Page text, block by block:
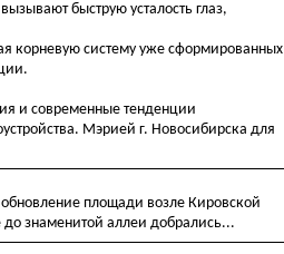
быструю усталость глаз,
корневую систему уже сформированных
и современные тенденции
Мэрией г. Новосибирска для
обновление площади возле Кировской
знаменитой аллеи добрались...